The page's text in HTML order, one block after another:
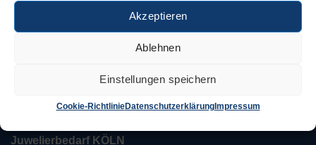
Akzeptieren
Ablehnen
Einstellungen speichern
Cookie-RichtlinieDatenschutzerklärungImpressum
Über uns
Anschrift
Juwelierbedarf KÖLN